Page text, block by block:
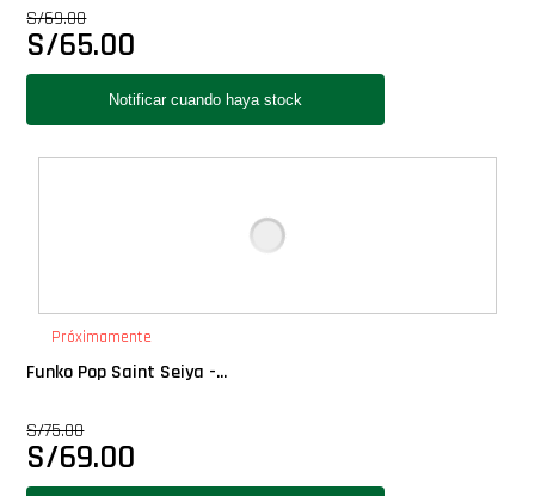
S/69.00
S/65.00
Próximamente
Funko Pop Saint Seiya -...
S/75.00
S/69.00